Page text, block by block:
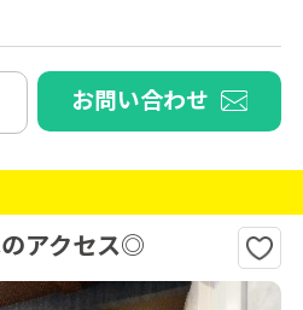
お問い合わせ
アクセス◎